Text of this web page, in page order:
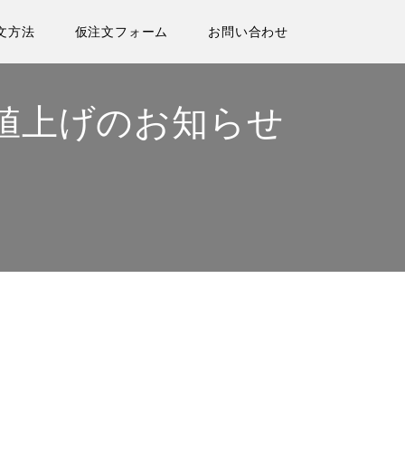
方法 仮注文フォーム お問い合わせ
上げのお知らせ